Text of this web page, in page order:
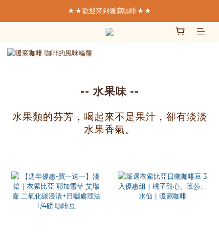
★★歡迎來到暖窩咖啡★★
★★歡迎來到暖窩咖啡★★
  我們致力於製作好的咖啡
SCA精品咖啡協會  認證講師親手烘焙
-- 水果味--
水果類的芬芳，喝起來不是果汁，卻有淡淡
水果香氣。